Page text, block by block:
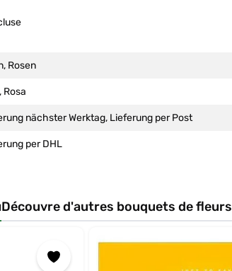
Rosen
Rosa
nächster Werktag, Lieferung per Post
per DHL
Découvre d'autres bouquets de fleurs